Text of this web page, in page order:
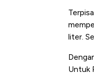
liter.
Untuk